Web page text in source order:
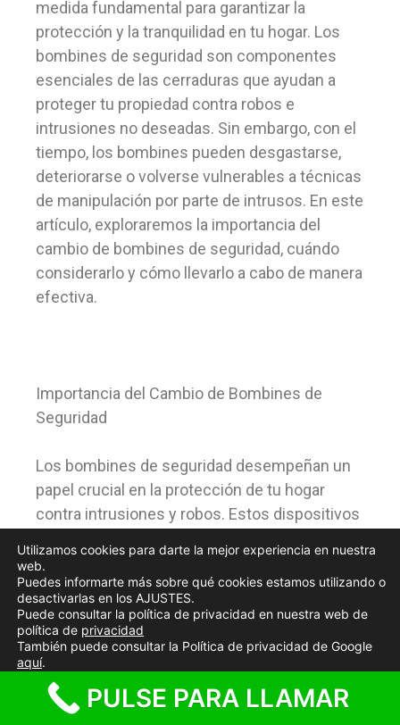
medida fundamental para garantizar la
protección y la tranquilidad en tu hogar. Los
bombines de seguridad son componentes
esenciales de las cerraduras que ayudan a
proteger tu propiedad contra robos e
intrusiones no deseadas. Sin embargo, con el
tiempo, los bombines pueden desgastarse,
deteriorarse o volverse vulnerables a técnicas
de manipulación por parte de intrusos. En este
artículo, exploraremos la importancia del
cambio de bombines de seguridad, cuándo
considerarlo y cómo llevarlo a cabo de manera
efectiva.
Importancia del Cambio de Bombines de
Seguridad
Los bombines de seguridad desempeñan un
papel crucial en la protección de tu hogar
contra intrusiones y robos. Estos dispositivos
y técnicas de manipulación, como el bumping
o la ganzúa. Sin embargo, con el tiempo, los
bombines pueden volverse menos efectivos
debido al desgaste, la corrosión o la
obsolescencia tecnológica. Además, si has
perdido tus llaves o has experimentado un
intento de robo, es fundamental cambiar los
Utilizamos cookies para darte la mejor experiencia en nuestra
web.
Puedes informarte más sobre qué cookies estamos utilizando o
desactivarlas en los AJUSTES.
Puede consultar la política de privacidad en nuestra web de
política de privacidad
También puede consultar la Política de privacidad de Google
aquí.
Aceptar cookies Rechazar cookies Ajustes
PULSE PARA LLAMAR